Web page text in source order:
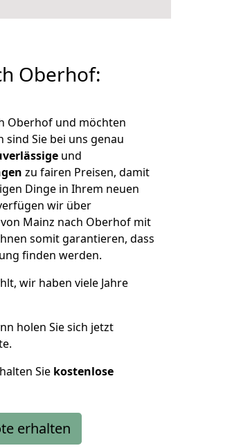
Oberhof:
Oberhof und möchten
sind Sie bei uns genau
und
zu fairen Preisen, damit
Dinge in Ihrem neuen
wir über
Mainz nach Oberhof mit
somit garantieren, dass
finden werden.
wir haben viele Jahre
holen Sie sich jetzt
Sie kostenlose
erhalten